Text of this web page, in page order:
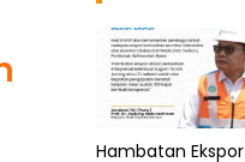
Hambatan Ekspor